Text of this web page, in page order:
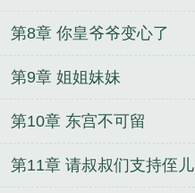
第8章 你皇爷爷变心了
第9章 姐姐妹妹
第10章 东宫不可留
第11章 请叔叔们支持侄儿